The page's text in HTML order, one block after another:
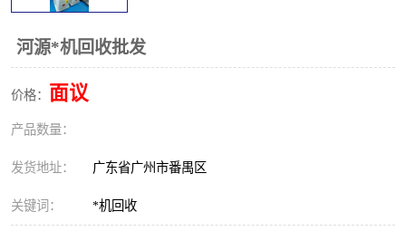
河源*机回收批发
价格： 面议
产品数量：
发货地址： 广东省广州市番禺区
关键词： *机回收